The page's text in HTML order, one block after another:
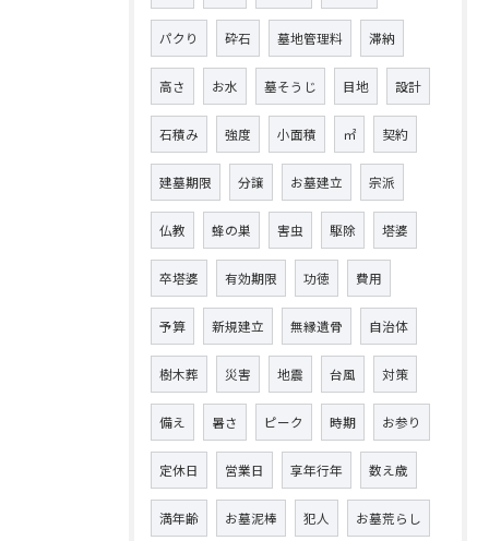
パクり 砕石 墓地管理料 滞納
高さ お水 墓そうじ 目地 設計
石積み 強度 小面積 ㎡ 契約
建墓期限 分譲 お墓建立 宗派
仏教 蜂の巣 害虫 駆除 塔婆
卒塔婆 有効期限 功徳 費用
予算 新規建立 無縁遺骨 自治体
樹木葬 災害 地震 台風 対策
備え 暑さ ピーク 時期 お参り
定休日 営業日 享年行年 数え歳
満年齢 お墓泥棒 犯人 お墓荒らし